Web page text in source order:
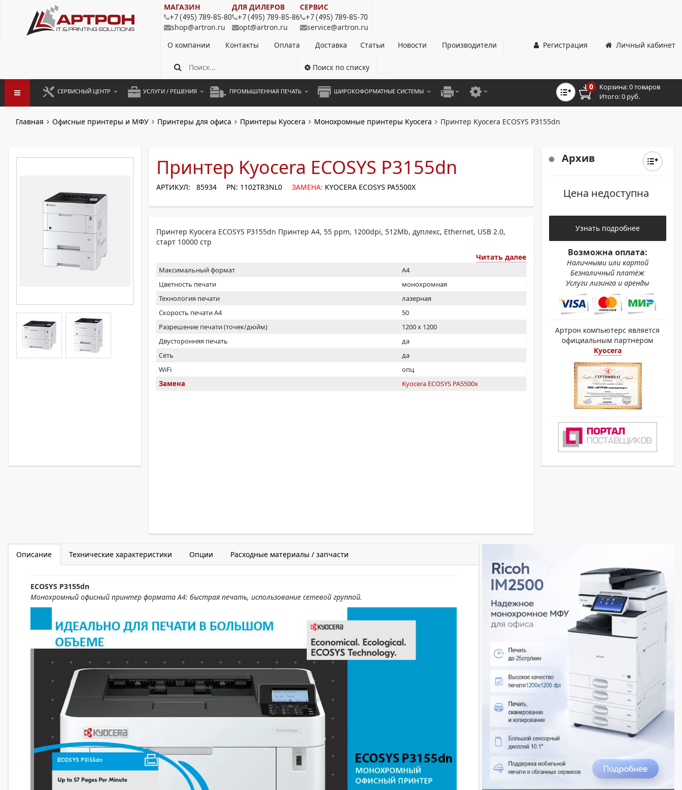
МАГАЗИН
+7 (495) 789-85-80
shop@artron.ru
ДЛЯ ДИЛЕРОВ
+7 (495) 789-85-86
opt@artron.ru
СЕРВИС
+7 (495) 789-85-70
service@artron.ru
О компании
Контакты Оплата Доставка Статьи Новости Производители Личный кабинет
Регистрация
Поиск по списку
СЕРВИСНЫЙ ЦЕНТР
ПРОФИЛАКТИКА И ТО
РАЗОВЫЕ РЕМОНТЫ
УСЛУГИ / РЕШЕНИЯ
АРЕНДА ОБОРУДОВАНИЯ
ПРОМЫШЛЕННАЯ ПЕЧАТЬ ШИРОКОФОРМАТНЫЕ СИСТЕМЫ
А4 МОНОХРОМНЫЕ
МОНОХРОМНЫЕ ПРИНТЕРЫ
ДЛЯ ШИРОКОФОРМАТНЫХ СИСТЕМ
0 Корзина:0 товаров
Итого:0 руб.
Главная Офисные принтеры и МФУ Принтеры для офиса Принтеры Kyocera Монохромные принтеры Kyocera Принтер Kyocera ECOSYS P3155dn
Принтер Kyocera ECOSYS P3155dn
АРТИКУЛ: 85934 PN: 1102TR3NL0 ЗАМЕНА: KYOCERA ECOSYS PA5500X
Принтер Kyocera ECOSYS P3155dn Принтер A4, 55 ppm, 1200dpi, 512Mb, дуплекс, Ethernet, USB 2.0,
старт 10000 стр
Читать далее
Максимальный формат
A4
Цветность печати
монохромная
Технология печати
лазерная
Скорость печати А4
50
Разрешение печати (точек/дюйм)
1200 x 1200
Двусторонняя печать
да
Сеть
да
WiFi
опц
Замена
Kyocera ECOSYS PA5500x
Архив
Цена недоступна
Узнать подробнее
Возможна оплата:
Наличными или картой
Безналичный платёж
Услуги лизинга и аренды
Артрон компьютерс является
официальным партнером
Kyocera
Описание Технические характеристики Опции Расходные материалы / запчасти
ECOSYS P3155dn
Монохромный офисный принтер формата А4: быстрая печать, использование сетевой группой.